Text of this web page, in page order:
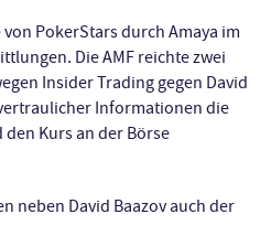
PokerStars durch Amaya im
Die AMF reichte zwei
Insider Trading gegen David
Informationen die
Kurs an der Börse
neben David Baazov auch der